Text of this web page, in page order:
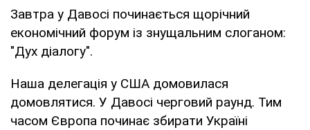
Завтра у Давосі починається щорічний
економічний форум із знущальним слоганом:
"Дух діалогу".
Наша делегація у США домовилася
домовлятися. У Давосі черговий раунд. Тим
часом Європа починає збирати Україні